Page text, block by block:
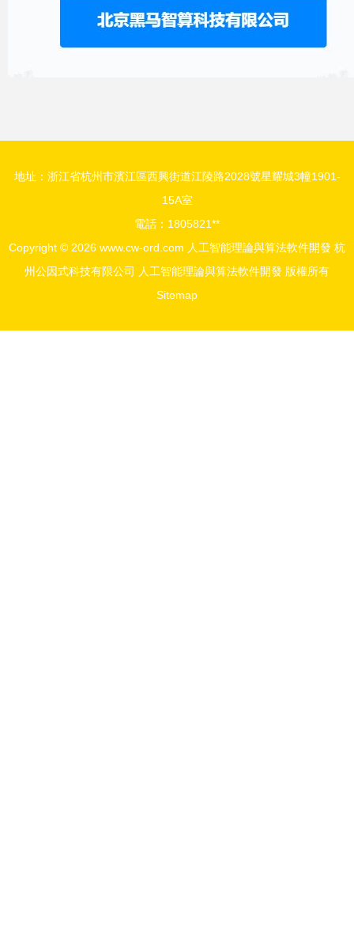
地址：浙江省杭州市濱江區西興街道江陵路2028號星耀城3幢1901-
15A室
電話：1805821**
Copyright © 2026 www.cw-ord.com 人工智能理論與算法軟件開發 杭
州公因式科技有限公司
人工智能理論與算法軟件開發 版權所有
Sitemap